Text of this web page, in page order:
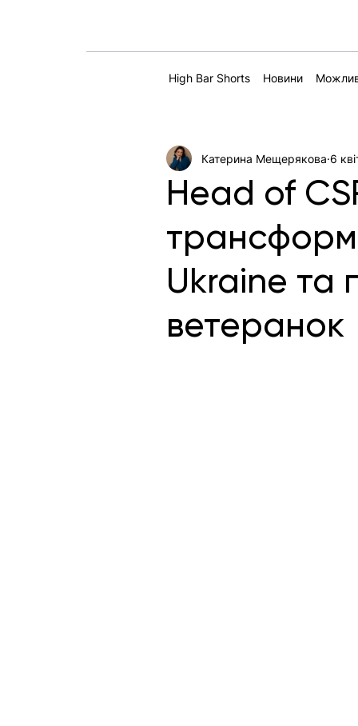
High Bar Shorts Новини
Head of
Ukraine та
ветеранок
Катерина Мещерякова 6